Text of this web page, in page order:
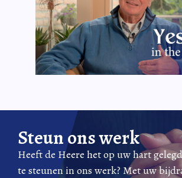
Steun ons werk
Heeft de Heere het op uw hart
te steunen in ons werk? Met uw